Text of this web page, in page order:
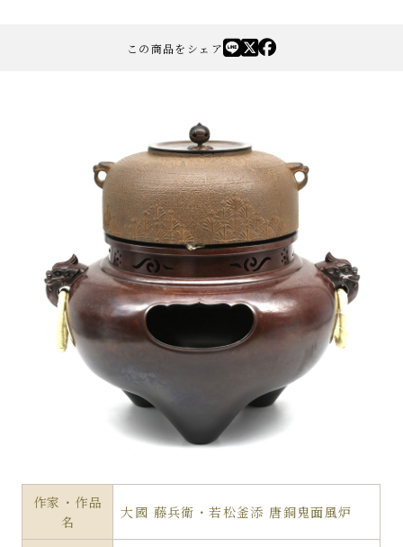
この商品をシェア
作家・作品
名
大國 藤兵衛・若松釜添 唐銅鬼面風炉